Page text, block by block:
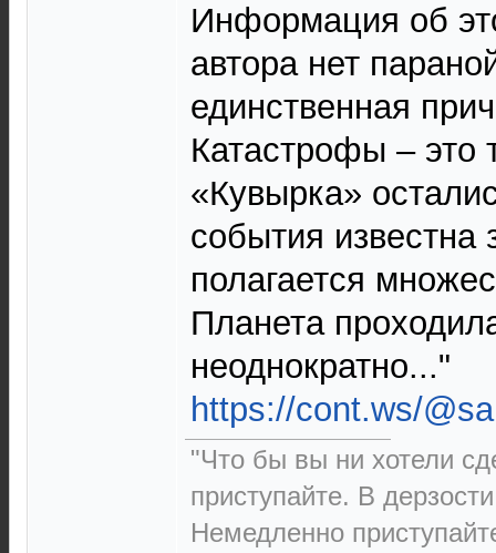
Информация об
автора нет
единственная
Катастрофы – это
«Кувырка»
события известна
полагается
Планета
неоднократно..."
https://cont.ws/
"Что бы вы ни хотели
приступайте. В
Немедленно